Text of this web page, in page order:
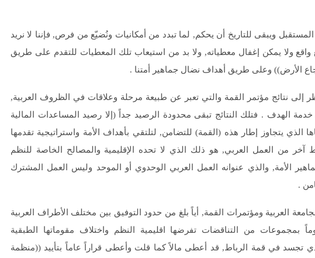
ويبقى للتاريخ أن يحكم, لما تبدد من أمكانيات ونُضيّع من فرص, فإننا لا نريد
واقع ولا يمكن إغفال معطياته, ولا بد من استيعاب تلك المعطيات للتقدم على طريق
الأرض)) وعلى طريق أهداف نضال جماهير أمتنا .
نتائج مؤتمر القمة والتي تعبر عن طبيعة مرحلة وعلاقات في الظروف العربية,
الهدف . فتلك النتائج تبقى محدودة الرصيد جداً (إلا رصيد المساعدات المالية
الذي يتجاوز إطار هذه (القمة) للتضامن, لتلتقي بأهداف الأمة واستراتيجية تقدمها
آخر من العمل العربي, هو ذلك الذي لا تحده الإقليمية والمصالح الخاصة للنظم
الأمة, والذي عنوانه العمل العربي الوحدوي أو الموحد وليس العمل المشترك
.
العربية ومؤتمرات القمة, أياً بلغ من حدود التوفيق بين مختلف الأطراف العربية
من التناقضات تفرضها اقليمية النظم واختلاف مقوماتها الطبقية
تجسد في قمة الرباط, قد أعطى مالاً كما قلت وأعطى قراراً عاماً بتأييد ((منظمة